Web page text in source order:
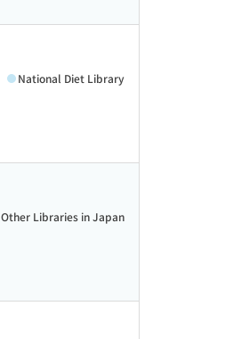
National Diet Library
Other Libraries in Japan